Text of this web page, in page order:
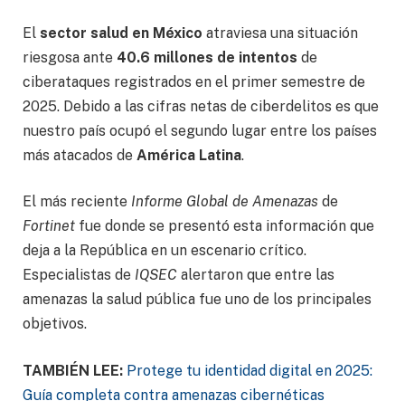
El sector salud en México atraviesa una situación
riesgosa ante 40.6 millones de intentos de
ciberataques registrados en el primer semestre de
2025. Debido a las cifras netas de ciberdelitos es que
nuestro país ocupó el segundo lugar entre los países
más atacados de América Latina.
El más reciente Informe Global de Amenazas de
Fortinet fue donde se presentó esta información que
deja a la República en un escenario crítico.
Especialistas de IQSEC alertaron que entre las
amenazas la salud pública fue uno de los principales
objetivos.
TAMBIÉN LEE: Protege tu identidad digital en 2025:
Guía completa contra amenazas cibernéticas